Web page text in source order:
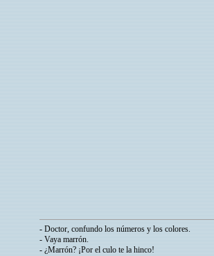
- Doctor, confundo los números y los colores.
- Vaya marrón.
- ¿Marrón? ¡Por el culo te la hinco!